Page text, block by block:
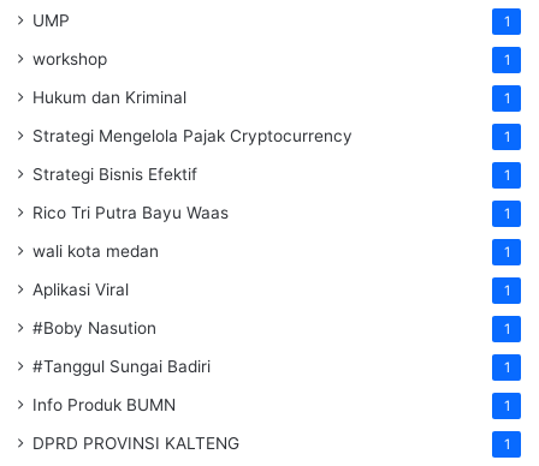
UMP 1
workshop 1
Hukum dan Kriminal 1
Strategi Mengelola Pajak Cryptocurrency 1
Strategi Bisnis Efektif 1
Rico Tri Putra Bayu Waas 1
wali kota medan 1
Aplikasi Viral 1
#Boby Nasution 1
#Tanggul Sungai Badiri 1
Info Produk BUMN 1
DPRD PROVINSI KALTENG 1